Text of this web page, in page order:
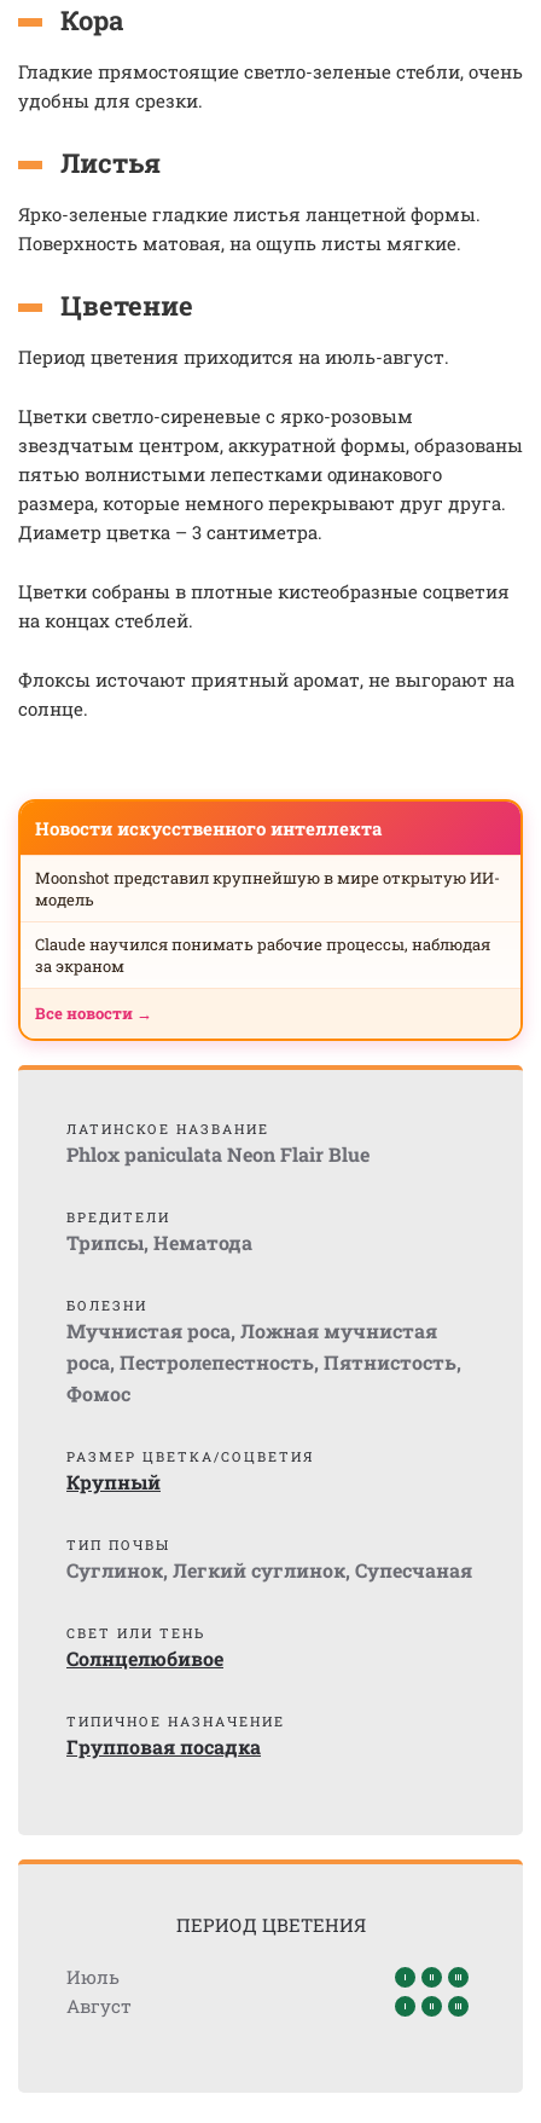
Кора
Гладкие прямостоящие светло-зеленые стебли, очень
удобны для срезки.
Листья
Ярко-зеленые гладкие листья ланцетной формы.
Поверхность матовая, на ощупь листы мягкие.
Цветение
Период цветения приходится на июль-август.
Цветки светло-сиреневые с ярко-розовым
звездчатым центром, аккуратной формы, образованы
пятью волнистыми лепестками одинакового
размера, которые немного перекрывают друг друга.
Диаметр цветка – 3 сантиметра.
Цветки собраны в плотные кистеобразные соцветия
на концах стеблей.
Флоксы источают приятный аромат, не выгорают на
солнце.
Новости искусственного интеллекта
Moonshot представил крупнейшую в мире открытую ИИ-
модель
Claude научился понимать рабочие процессы, наблюдая
за экраном
Все новости →
ЛАТИНСКОЕ НАЗВАНИЕ
Phlox paniculata Neon Flair Blue
ВРЕДИТЕЛИ
Трипсы, Нематода
БОЛЕЗНИ
Мучнистая роса, Ложная мучнистая
роса, Пестролепестность, Пятнистость,
Фомос
РАЗМЕР ЦВЕТКА/СОЦВЕТИЯ
Крупный
ТИП ПОЧВЫ
Суглинок, Легкий суглинок, Супесчаная
СВЕТ ИЛИ ТЕНЬ
Солнцелюбивое
ТИПИЧНОЕ НАЗНАЧЕНИЕ
Групповая посадка
ПЕРИОД ЦВЕТЕНИЯ
Июль
Август